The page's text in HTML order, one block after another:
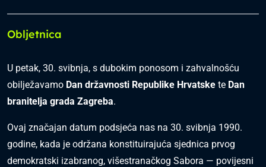
Obljetnica
U petak, 30. svibnja, s dubokim ponosom i zahvalnošću
obilježavamo Dan državnosti Republike Hrvatske te Dan
branitelja grada Zagreba.
Ovaj značajan datum podsjeća nas na 30. svibnja 1990.
godine, kada je održana konstituirajuća sjednica prvog
demokratski izabranog, višestranačkog Sabora — povijesni